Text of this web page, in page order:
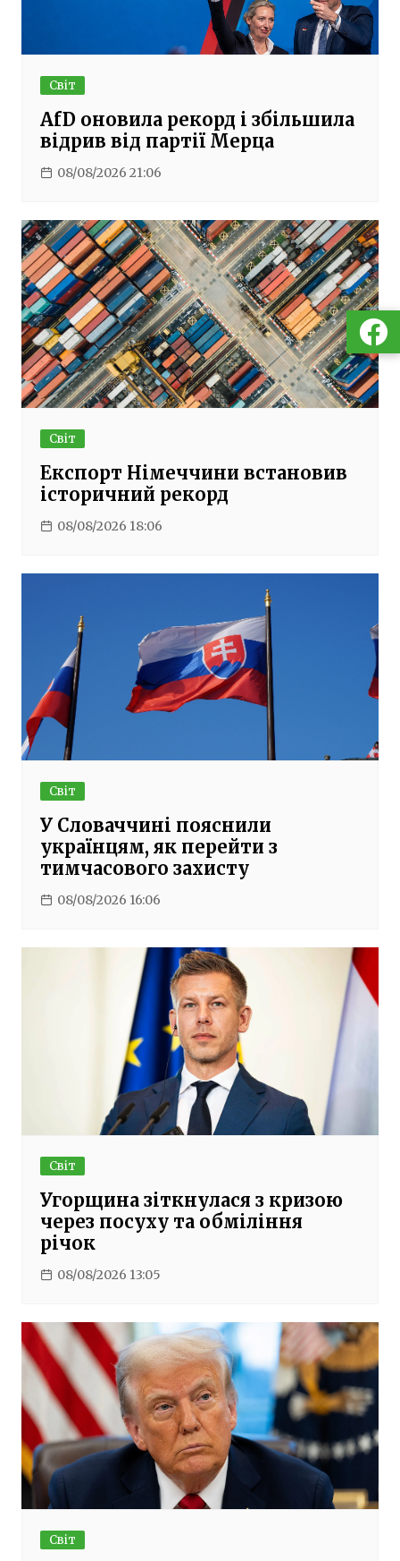
Світ
AfD оновила рекорд і збільшила
відрив від партії Мерца
08/08/2026 21:06
Світ
Експорт Німеччини встановив
історичний рекорд
08/08/2026 18:06
Світ
У Словаччині пояснили
українцям, як перейти з
тимчасового захисту
08/08/2026 16:06
Світ
Угорщина зіткнулася з кризою
через посуху та обміління
річок
08/08/2026 13:05
Світ